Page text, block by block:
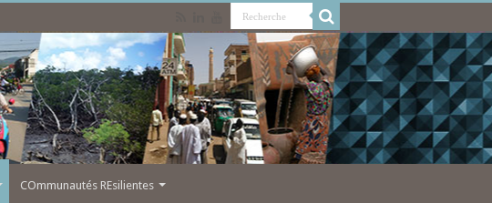
COmmunautés REsilientes